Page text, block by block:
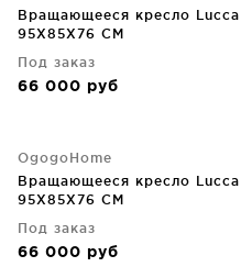
Вращающееся кресло Lucca
95X85X76 CM
Под заказ
66 000 руб
OgogoHome
Вращающееся кресло Lucca
95X85X76 CM
Под заказ
66 000 руб